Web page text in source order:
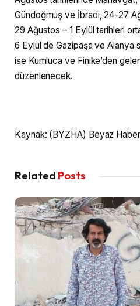
Gündoğmuş ve İbradı, 24-27
29 Ağustos – 1 Eylül tarihleri
6 Eylül de Gazipaşa ve Alanya
ise Kumluca ve Finike’den
düzenlenecek.
Kaynak: (BYZHA) Beyaz Haber
Related Posts